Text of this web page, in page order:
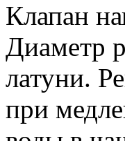
Клапан
Диаметр
латуни.
при